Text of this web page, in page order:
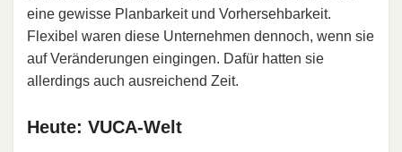
eine gewisse Planbarkeit und Vorhersehbarkeit.
Flexibel waren diese Unternehmen dennoch, wenn sie
auf Veränderungen eingingen. Dafür hatten sie
allerdings auch ausreichend Zeit.
Heute: VUCA-Welt